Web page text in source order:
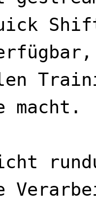
macht.